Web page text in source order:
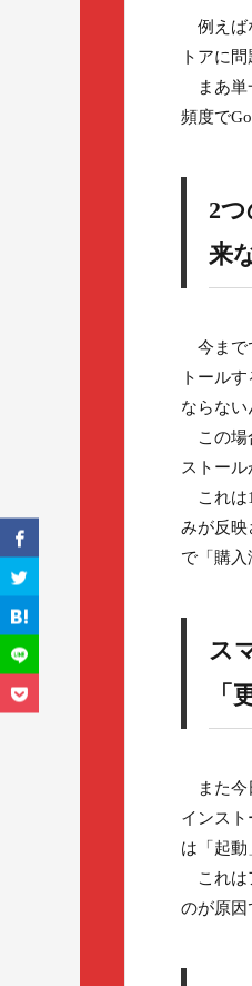
例えば
トアに
まあ単
頻度で
2
来
今まで
トール
ならない
この場
ストール
これは
みが反映
で「購入
ス
「
また今
インスト
は「起動
これは
のが原因